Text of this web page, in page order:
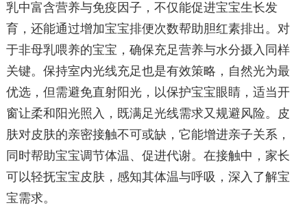
乳中富含营养与免疫因子，不仅能促进宝宝生长发
育，还能通过增加宝宝排便次数帮助胆红素排出。对
于非母乳喂养的宝宝，确保充足营养与水分摄入同样
关键。保持室内光线充足也是有效策略，自然光为最
优选，但需避免直射阳光，以保护宝宝眼睛，适当开
窗让柔和阳光照入，既满足光线需求又规避风险。皮
肤对皮肤的亲密接触不可或缺，它能增进亲子关系，
同时帮助宝宝调节体温、促进代谢。在接触中，家长
可以轻抚宝宝皮肤，感知其体温与呼吸，深入了解宝
宝需求。